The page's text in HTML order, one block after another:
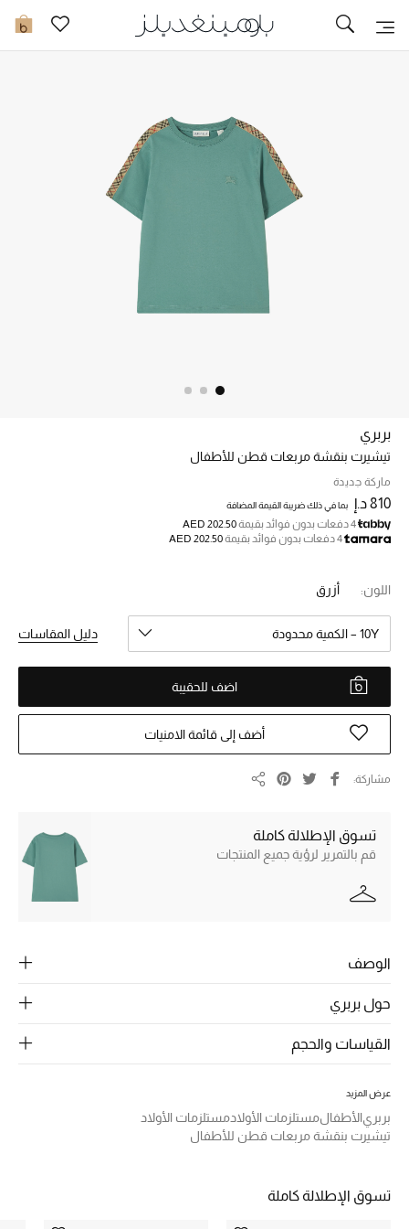
0 تخفيضات
مزيد من التخفيضات
خصم حتى 70%
تسوقوا الآن
ما وصلنا حديثاً
ما وصلنا حديثاً
الموسم الجديد
النساء
الحقائب النسائية
أحذية النسائية
الجمال
المجوهرات
نسوقوا أحدث ما وصلنا
عرض جميع المنتجات
بربري
تيشيرت بنقشة مربعات قطن للأطفال
ماركة جديدة
810 د.إ بما في ذلك ضريبة القيمة المضافة
4 دفعات بدون فوائد بقيمة
AED 202.50
4 دفعات بدون فوائد بقيمة
AED 202.50
اللون: أزرق
10Y – الكمية محدودة دليل المقاسات
اضف للحقيبة
أضف إلى قائمة الامنيات
مشاركة
تسوق الإطلالة كاملة
قم بالتمرير لرؤية جميع المنتجات
الوصف
حول بربري
القياسات والحجم
عرض المزيد
بربريالأطفالمستلزمات الأولادمستلزمات الأولاد
تيشيرت بنقشة مربعات قطن للأطفال
تسوق الإطلالة كاملة